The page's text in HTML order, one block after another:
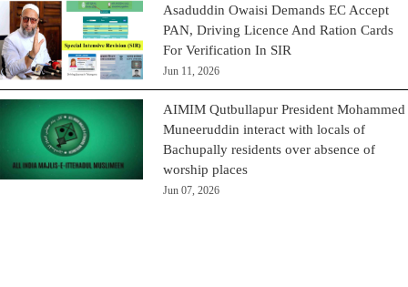
Asaduddin Owaisi Demands EC Accept
PAN, Driving Licence And Ration Cards
For Verification In SIR
Jun 11, 2026
AIMIM Qutbullapur President Mohammed
Muneeruddin interact with locals of
Bachupally residents over absence of
worship places
Jun 07, 2026